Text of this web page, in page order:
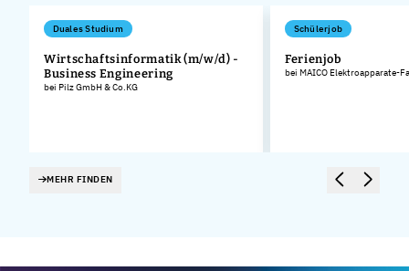
Duales Studium
Wirtschaftsinformatik (m/w/d) -
Business Engineering
bei Pilz GmbH & Co.KG
Schülerjob
Ferienjob
bei MAICO Elektroapparate-
MEHR FINDEN